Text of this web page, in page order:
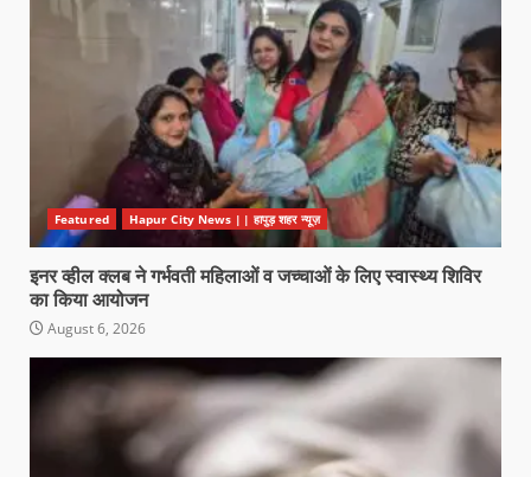
Featured Hapur City News || हापुड़ शहर न्यूज़
इनर व्हील क्लब ने गर्भवती महिलाओं व जच्चाओं के लिए स्वास्थ्य शिविर
का किया आयोजन
August 6, 2026